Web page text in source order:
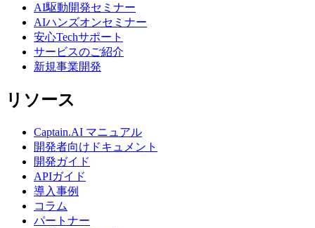
AI駆動開発セミナー
AIハンズオンセミナー
安心Techサポート
サービスのご紹介
新規事業開発
リソース
Captain.AI マニュアル
開発者向けドキュメント
開発ガイド
APIガイド
導入事例
コラム
パートナー